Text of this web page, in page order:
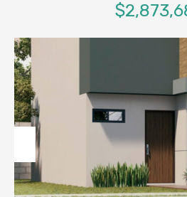
Previous